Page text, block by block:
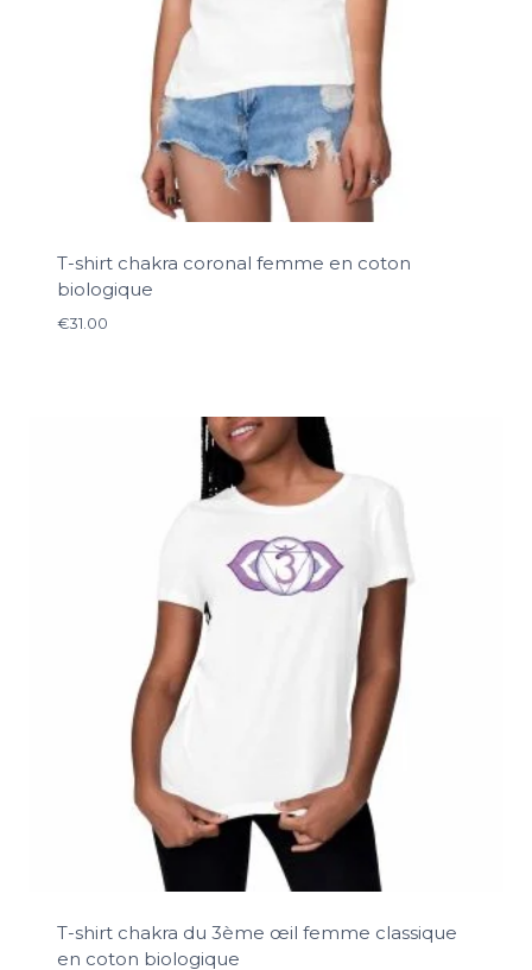
T-shirt chakra coronal femme en coton
biologique
€31.00
T-shirt chakra du 3ème œil femme classique
en coton biologique